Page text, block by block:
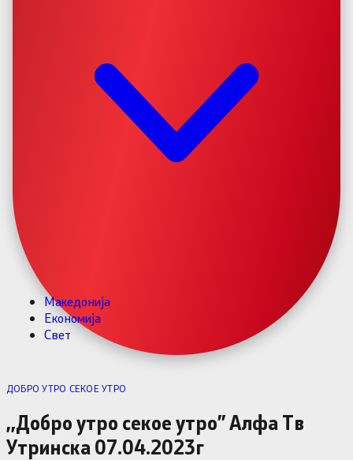
Македонија
Економија
Свет
ДОБРО УТРО СЕКОЕ УТРО
,,Добро утро секое утро” Алфa Тв
Утринска 07.04.2023г